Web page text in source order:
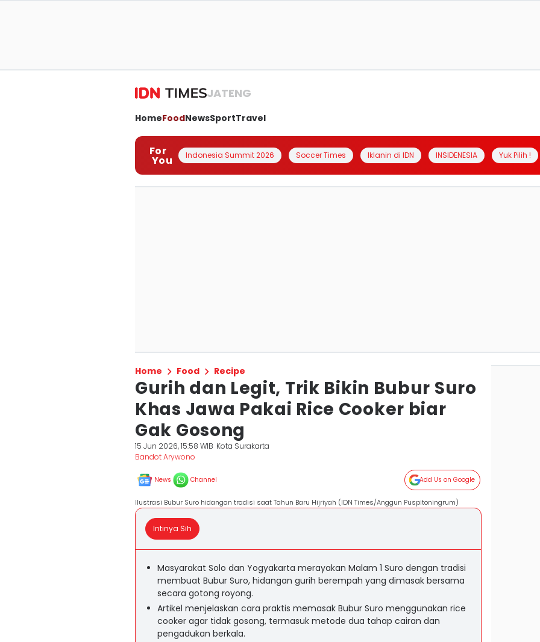
JATENG
HomeFoodNewsSportTravel
For
You Indonesia Summit 2026 Soccer Times Iklanin di IDN INSIDENESIA Yuk Pilih !
Home Food Recipe
Gurih dan Legit, Trik Bikin Bubur Suro
Khas Jawa Pakai Rice Cooker biar
Gak Gosong
15 Jun 2026, 15:58 WIB Kota Surakarta
Bandot Arywono
News Channel Add Us on Google
Ilustrasi Bubur Suro hidangan tradisi saat Tahun Baru Hijriyah (IDN Times/Anggun Puspitoningrum)
Intinya Sih
Masyarakat Solo dan Yogyakarta merayakan Malam 1 Suro dengan tradisi
membuat Bubur Suro, hidangan gurih berempah yang dimasak bersama
secara gotong royong.
Artikel menjelaskan cara praktis memasak Bubur Suro menggunakan rice
cooker agar tidak gosong, termasuk metode dua tahap cairan dan
pengadukan berkala.